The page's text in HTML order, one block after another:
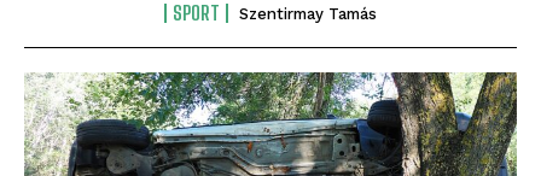
SPORT Szentirmay Tamás